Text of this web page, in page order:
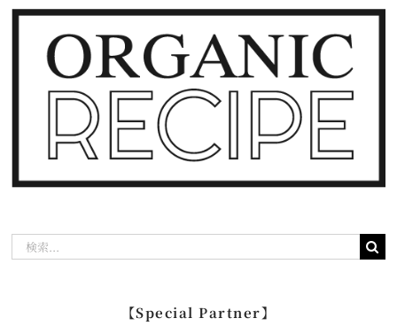
【Special Partner】